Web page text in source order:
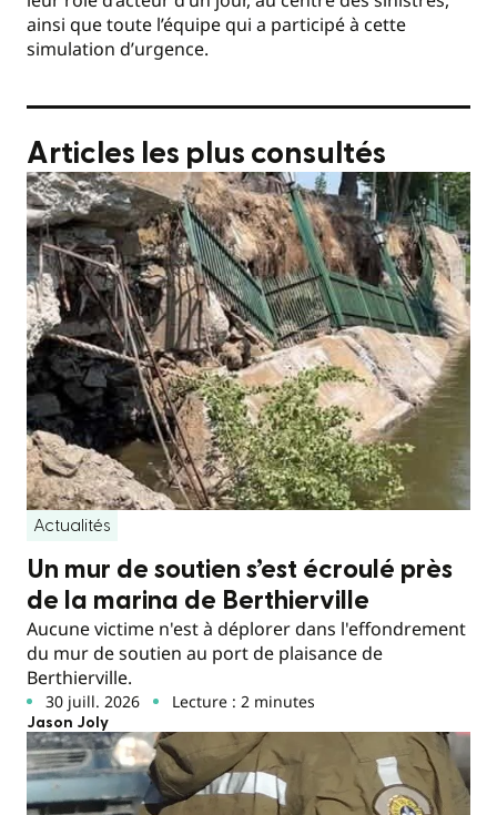
ainsi que toute l’équipe qui a participé à cette
simulation d’urgence.
Articles les plus consultés
Actualités
Un mur de soutien s’est écroulé près
de la marina de Berthierville
Aucune victime n'est à déplorer dans l'effondrement
du mur de soutien au port de plaisance de
Berthierville.
30 juill. 2026 Lecture : 2 minutes
Jason Joly